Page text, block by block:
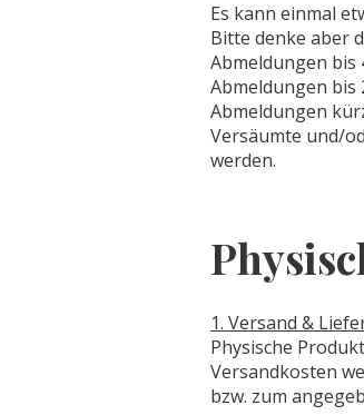
Es kann einmal
Bitte denke aber
Abmeldungen bis
Abmeldungen bis
Abmeldungen
Versäumte und/
werden.
1. Versand &
Physische
Versandkosten
bzw. zum